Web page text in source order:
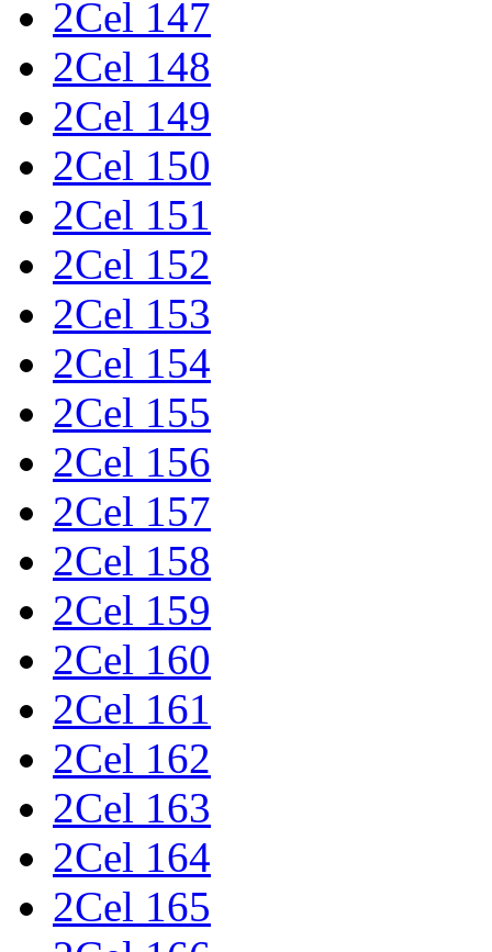
2Cel 147
2Cel 148
2Cel 149
2Cel 150
2Cel 151
2Cel 152
2Cel 153
2Cel 154
2Cel 155
2Cel 156
2Cel 157
2Cel 158
2Cel 159
2Cel 160
2Cel 161
2Cel 162
2Cel 163
2Cel 164
2Cel 165